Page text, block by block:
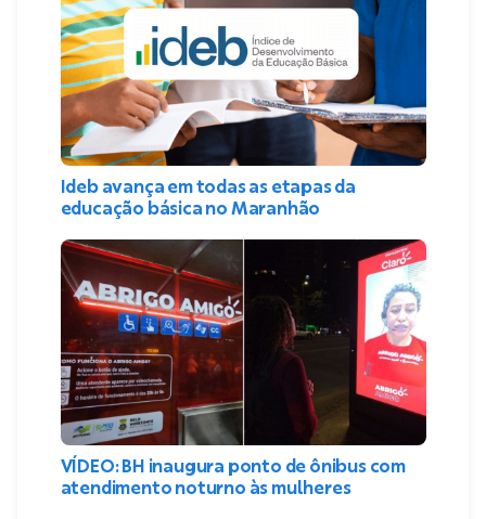
Ideb avança em todas as etapas da
educação básica no Maranhão
VÍDEO: BH inaugura ponto de ônibus com
atendimento noturno às mulheres